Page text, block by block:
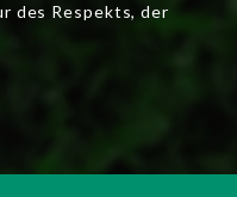
des Respekts, der